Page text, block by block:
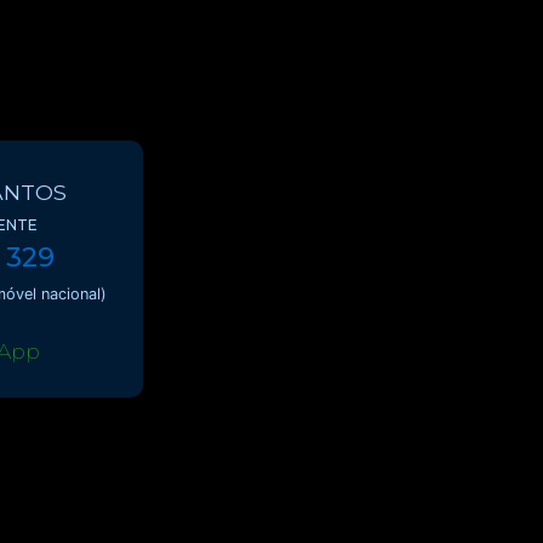
nacional)